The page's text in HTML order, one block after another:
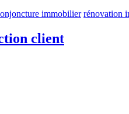
immobilier rénovation
client